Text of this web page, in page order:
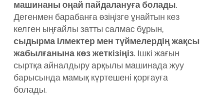
машинаны оңай пайдалануға болады.
Дегенмен барабанға өзіңізге ұнайтын кез
келген ыңғайлы затты салмас бұрын,
сыдырма ілмектер мен түймелердің жақсы
жабылғанына көз жеткізіңіз. Ішкі жағын
сыртқа айналдыру арқылы машинада жуу
барысында мамық күртешені қорғауға
болады.